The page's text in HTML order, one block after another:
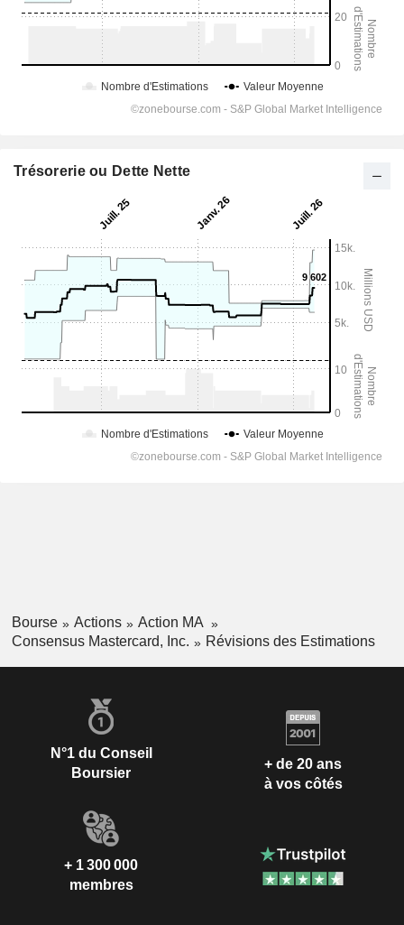
Trésorerie ou Dette Nette
Bourse Actions
Action MA
Consensus Mastercard, Inc.
Révisions des Estimations
N°1 du Conseil
Boursier
+ de 20 ans
à vos côtés
+ 1 300 000
membres